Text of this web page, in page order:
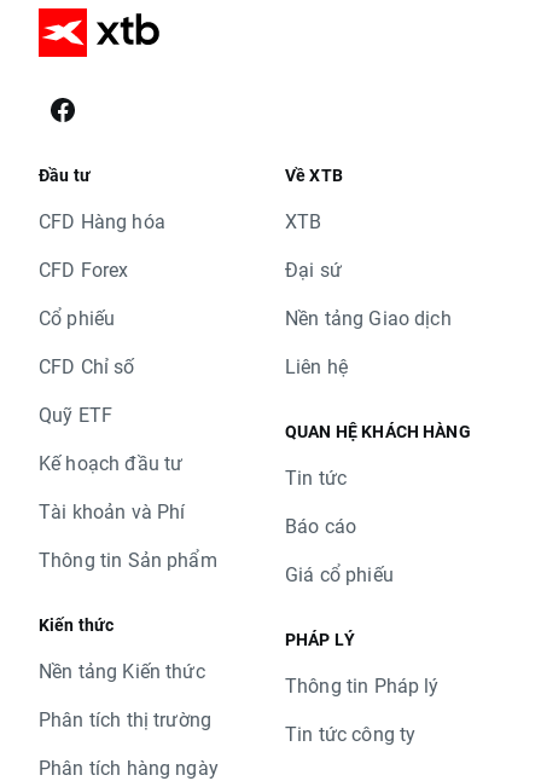
Đầu tư
CFD Hàng hóa
CFD Forex
Cổ phiếu
CFD Chỉ số
Quỹ ETF
Kế hoạch đầu tư
Tài khoản và Phí
Thông tin Sản phẩm
Kiến thức
Nền tảng Kiến thức
Phân tích thị trường
Phân tích hàng ngày
Về XTB
XTB
Đại sứ
Nền tảng Giao dịch
Liên hệ
QUAN HỆ KHÁCH HÀNG
Tin tức
Báo cáo
Giá cổ phiếu
PHÁP LÝ
Thông tin Pháp lý
Tin tức công ty